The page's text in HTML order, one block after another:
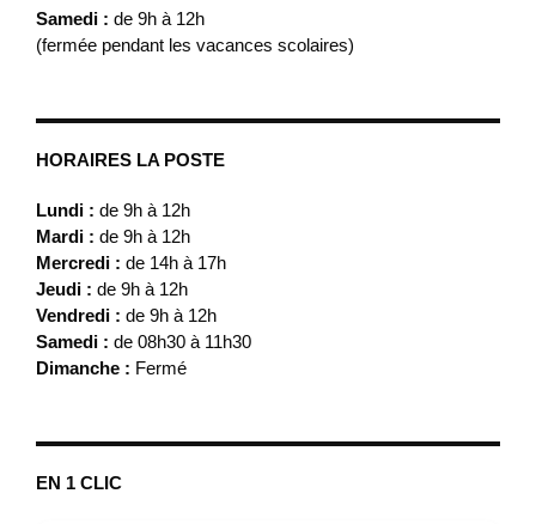
Samedi : de 9h à 12h
(fermée pendant les vacances scolaires)
HORAIRES LA POSTE
Lundi : de 9h à 12h
Mardi : de 9h à 12h
Mercredi : de 14h à 17h
Jeudi : de 9h à 12h
Vendredi : de 9h à 12h
Samedi : de 08h30 à 11h30
Dimanche : Fermé
EN 1 CLIC